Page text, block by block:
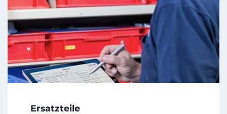
u
n
d
e
n
Ersatzteile